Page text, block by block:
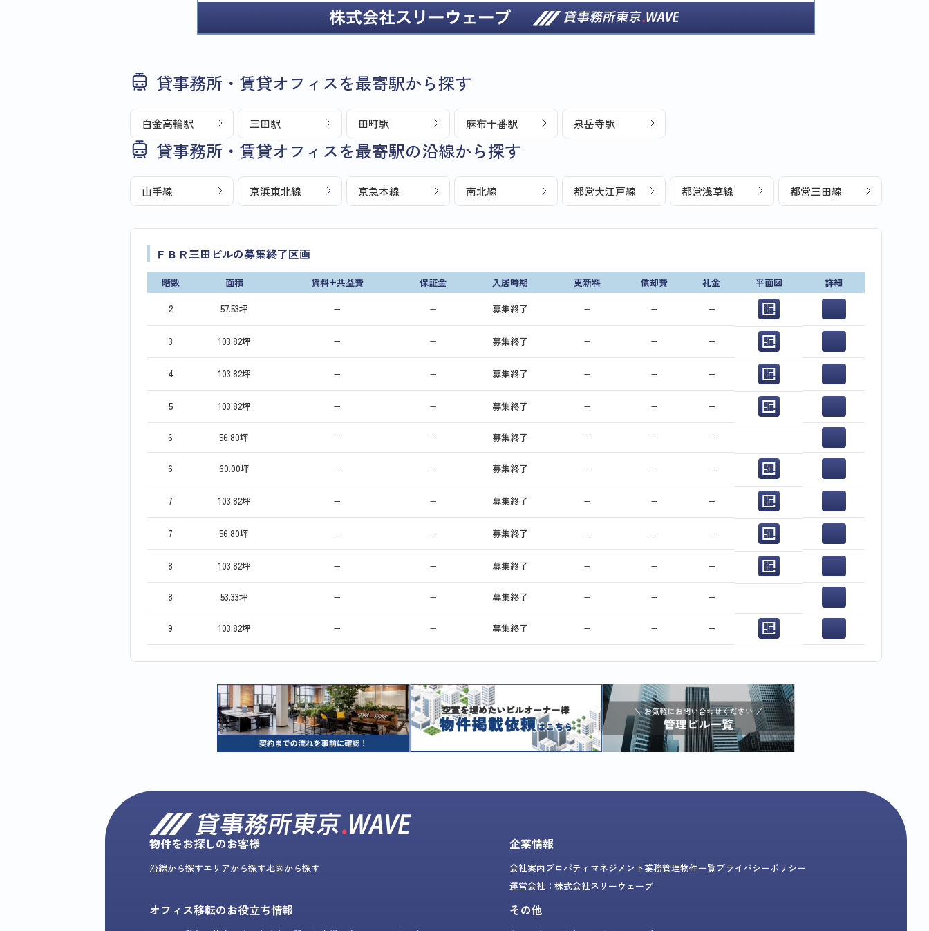
貸事務所・賃貸オフィスを最寄駅から探す
白金高輪駅 三田駅 田町駅 麻布十番駅 泉岳寺駅
貸事務所・賃貸オフィスを最寄駅の沿線から探す
山手線 京浜東北線 京急本線 南北線 都営大江戸線 都営浅草線 都営三田線
ＦＢＲ三田ビルの募集終了区画
階数 面積 賃料+共益費 保証金 入居時期 更新料 償却費 礼金 平面図
詳細
2
57.53坪 − − 募集終了 − − −
3 103.82坪 − − 募集終了 − − −
4 103.82坪 − − 募集終了 − − −
5 103.82坪 − − 募集終了 − − −
6 56.80坪 − − 募集終了 − − −
6 60.00坪 − − 募集終了 − − −
7 103.82坪 − − 募集終了 − − −
7 56.80坪 − − 募集終了 − − −
8 103.82坪 − − 募集終了 − − −
8 53.33坪 − − 募集終了 − − −
9 103.82坪 − − 募集終了 − − −
物件をお探しのお客様
沿線から探すエリアから探す地図から探す
企業情報
会社案内プロパティマネジメント業務管理物件一覧プライバシーポリシー
運営会社：株式会社スリーウェーブ
オフィス移転のお役立ち情報 その他